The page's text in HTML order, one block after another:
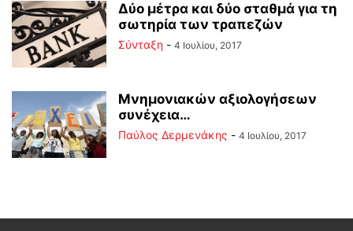
Δύο μέτρα και δύο σταθμά για τη
σωτηρία των τραπεζών
Σύνταξη - 4 Ιουλίου, 2017
Μνημονιακών αξιολογήσεων
συνέχεια…
Παύλος Δερμενάκης - 4 Ιουλίου, 2017